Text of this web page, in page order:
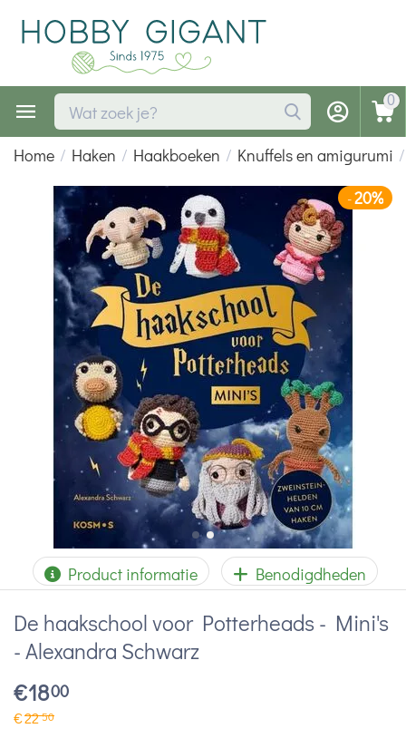
0
Home / Haken / Haakboeken / Knuffels en amigurumi /
-20%
Product informatie Benodigdheden
De haakschool voor Potterheads - Mini's
- Alexandra Schwarz
€1800
€2250